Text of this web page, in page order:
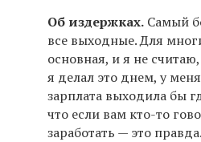
Об издержках. Самый
все выходные. Для
основная, и я не
я делал это днем, у
зарплата выходила бы
что если вам кто-то
заработать — это правда.